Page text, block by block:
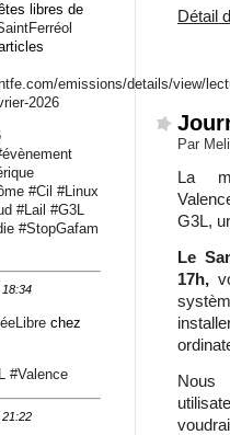
Détail
Par
La
G3L,
Le
17h,
Nous
libres de
emissions/details/view/
2026
évènement
#Cil #Linux
#Lail #G3L
#StopGafam
chez
#Valence